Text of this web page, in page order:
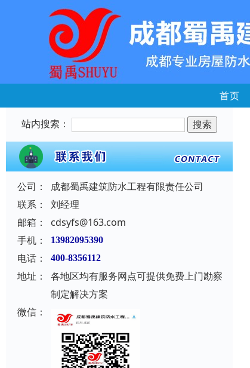
首页
站内搜索：
公司：
成都蜀禹建筑防水工程有限责任公司
联系：
刘经理
邮箱：
cdsyfs@163.com
手机：
13982095390
电话： 400-8356112
地址：
各地区均有服务网点可提供免费上门勘察
制定解决方案
微信：